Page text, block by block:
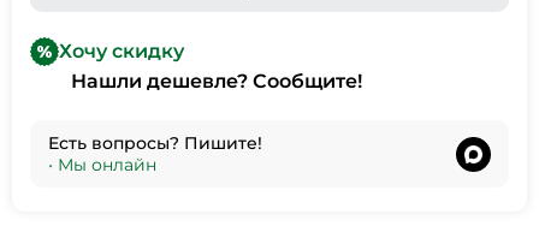
Хочу скидку
Нашли дешевле? Сообщите!
Есть вопросы? Пишите!
• Мы онлайн